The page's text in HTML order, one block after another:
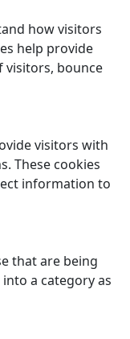
how visitors
help provide
bounce
visitors with
These cookies
information to
that are being
a category as